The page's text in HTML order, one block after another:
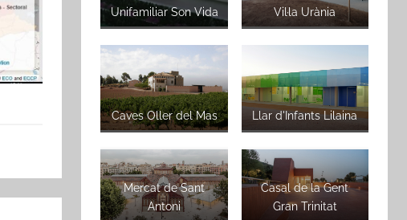
Unifamiliar Son Vida Vil·la Urània
Caves Oller del Mas Llar d'Infants Lilaina
Mercat de Sant
Antoni
Casal de la Gent
Gran Trinitat